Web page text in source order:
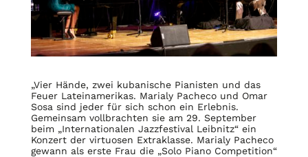
„Vier Hände, zwei kubanische Pianisten und das
Feuer Lateinamerikas. Marialy Pacheco und Omar
Sosa sind jeder für sich schon ein Erlebnis.
Gemeinsam vollbrachten sie am 29. September
beim „Internationalen Jazzfestival Leibnitz“ ein
Konzert der virtuosen Extraklasse. Marialy Pacheco
gewann als erste Frau die „Solo Piano Competition“